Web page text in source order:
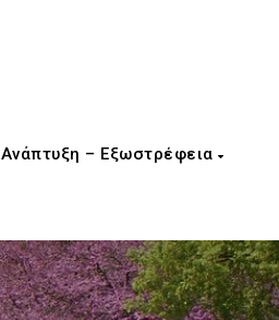
Ανάπτυξη – Εξωστρέφεια